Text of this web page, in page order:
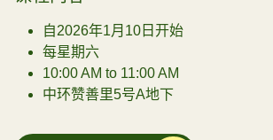
自2026年1月10日开始
每星期六
10:00 AM to 11:00 AM
中环赞善里5号A地下